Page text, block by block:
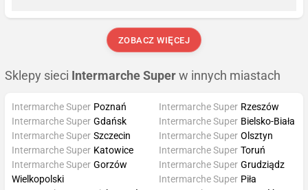
ZOBACZ WIĘCEJ
Sklepy sieci Intermarche Super w innych miastach
Intermarche Super Poznań
Intermarche Super Gdańsk
Intermarche Super Szczecin
Intermarche Super Katowice
Intermarche Super Rzeszów
Intermarche Super Bielsko-Biała
Intermarche Super Olsztyn
Intermarche Super Toruń
Intermarche Super Gorzów
Wielkopolski
Intermarche Super Grudziądz
Intermarche Super Piła